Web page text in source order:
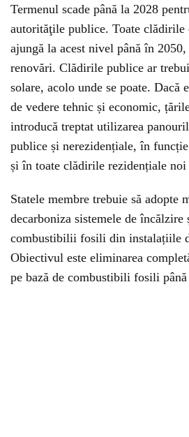
Termenul scade până la 2028
autorităţile publice. Toate clădirile
ajungă la acest nivel până în
renovări. Clădirile publice ar
solare, acolo unde se poate. Dacă
de vedere tehnic și economic,
introducă treptat utilizarea
publice și nerezidențiale, în
și în toate clădirile rezidențiale noi
Statele membre trebuie să adopte
decarboniza sistemele de
combustibilii fosili din instalațiile
Obiectivul este eliminarea
pe bază de combustibili fosili